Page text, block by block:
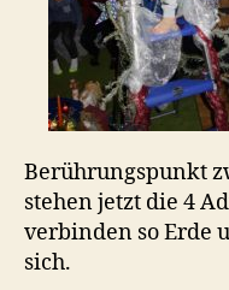
Berührungspunkt
stehen jetzt die 4
verbinden so Erde
sich.